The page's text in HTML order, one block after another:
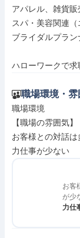
アパレル、雑貨
スパ・美容関連（
ブライダルプラ
ハローワークで求
職場環境・雰
職場環境
【職場の雰囲気】
お客様との対話は
力仕事が少ない
お客
が少
力仕